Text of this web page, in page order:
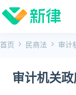
首页 民商法 审计
审计机关